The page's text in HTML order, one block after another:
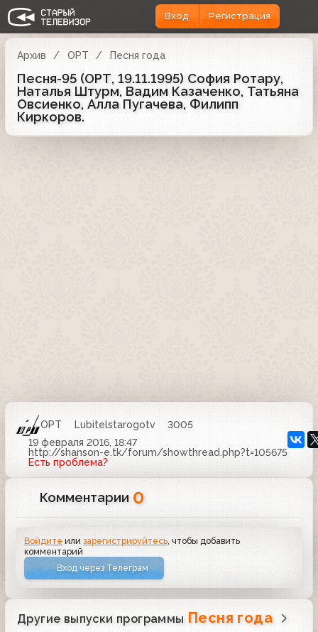
Вход Регистрация
Архив ОРТ Песня года
Песня-95 (ОРТ, 19.11.1995) София Ротару,
Наталья Штурм, Вадим Казаченко, Татьяна
Овсиенко, Алла Пугачева, Филипп
Киркоров.
ОРТ Lubitelstarogotv
3005
19 февраля 2016, 18:47
http://shanson-e.tk/forum/showthread.php?t=105675
Есть проблема?
Комментарии 0
Войдите илизарегистрируйтесь , чтобы добавить
комментарий
Вход через Телеграм
Другие выпуски программы Песня года